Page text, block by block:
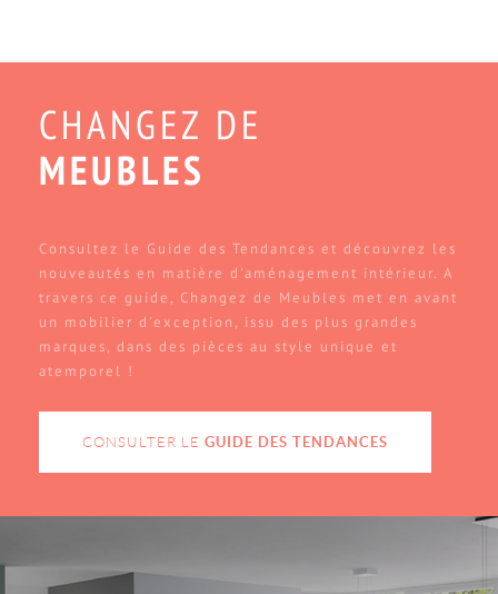
CHANGEZ DE
MEUBLES
Consultez le Guide des Tendances et découvrez les
nouveautés en matière d'aménagement intérieur. A
travers ce guide, Changez de Meubles met en avant
un mobilier d'exception, issu des plus grandes
marques, dans des pièces au style unique et
atemporel !
CONSULTER LE GUIDE DES TENDANCES